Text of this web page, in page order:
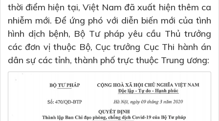
thời điểm hiện tại, Việt Nam đã xuất hiện thêm ca
nhiễm mới. Để ứng phó với diễn biến mới của tình
hình dịch bệnh, Bộ Tư pháp yêu cầu Thủ trưởng
các đơn vị thuộc Bộ, Cục trưởng Cục Thi hành án
dân sự các tỉnh, thành phố trực thuộc Trung ương: